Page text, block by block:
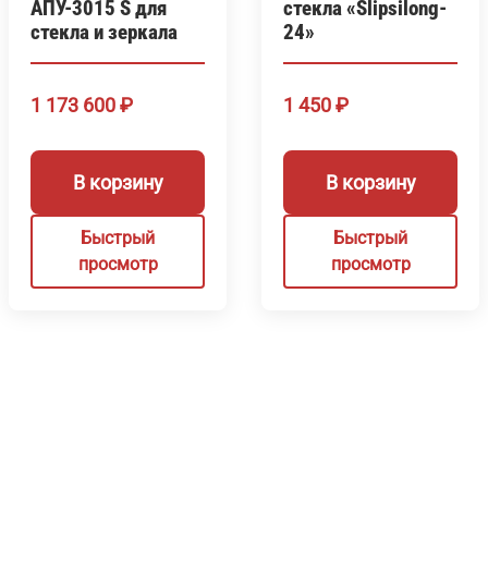
АПУ-3015 S для
стекла и зеркала
1 173 600₽
В корзину
Быстрый
просмотр
стекла «Slipsilong-
24»
1 450₽
В корзину
Быстрый
просмотр